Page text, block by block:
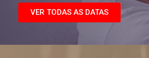
VER TODAS AS DATAS